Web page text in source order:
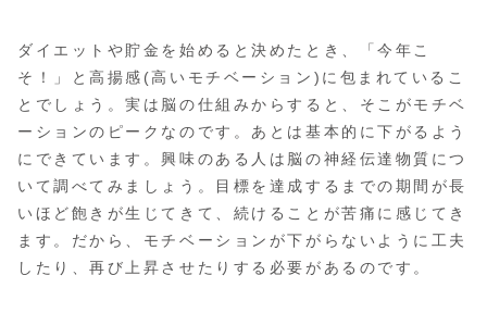
ダイエットや貯金を始めると決めたとき、「今年こ
そ！」と高揚感(高いモチベーション)に包まれているこ
とでしょう。実は脳の仕組みからすると、そこがモチベ
ーションのピークなのです。あとは基本的に下がるよう
にできています。興味のある人は脳の神経伝達物質につ
いて調べてみましょう。目標を達成するまでの期間が長
いほど飽きが生じてきて、続けることが苦痛に感じてき
ます。だから、モチベーションが下がらないように工夫
したり、再び上昇させたりする必要があるのです。